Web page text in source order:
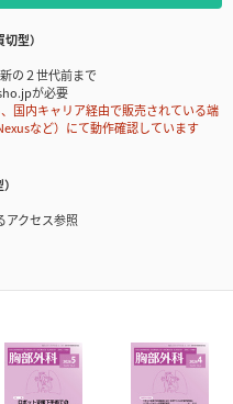
型）
の２世代前まで
が必要
内キャリア経由で販売されている端
など）にて動作確認しています
アクセス参照